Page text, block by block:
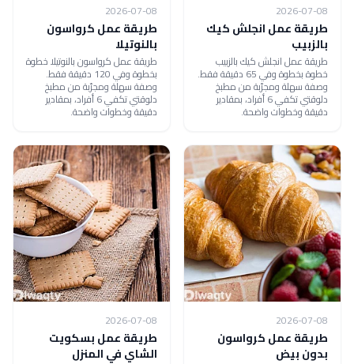
2026-07-08
طريقة عمل انجلش كيك
بالزبيب
طريقة عمل انجلش كيك بالزبيب
خطوة بخطوة وفي 65 دقيقة فقط.
وصفة سهلة ومجرّبة من مطبخ
دلوقتي تكفي 6 أفراد، بمقادير
دقيقة وخطوات واضحة.
2026-07-08
طريقة عمل كرواسون
بالنوتيلا
طريقة عمل كرواسون بالنوتيلا خطوة
بخطوة وفي 120 دقيقة فقط.
وصفة سهلة ومجرّبة من مطبخ
دلوقتي تكفي 6 أفراد، بمقادير
دقيقة وخطوات واضحة.
2026-07-08
طريقة عمل كرواسون
بدون بيض
2026-07-08
طريقة عمل بسكويت
الشاي في المنزل